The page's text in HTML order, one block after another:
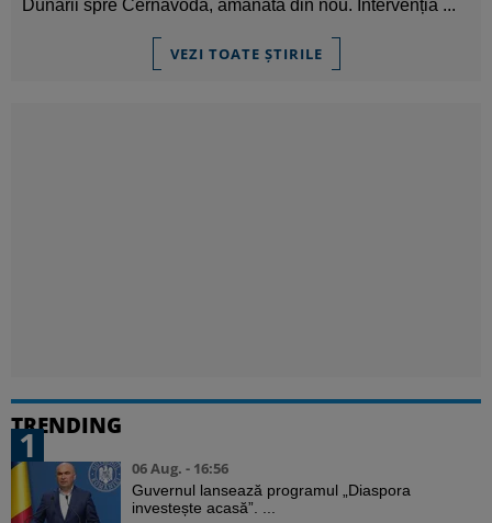
Dunării spre Cernavodă, amânată din nou. Intervenția ...
VEZI TOATE ȘTIRILE
TRENDING
1
06 Aug. - 16:56
Guvernul lansează programul „Diaspora
investește acasă”. ...